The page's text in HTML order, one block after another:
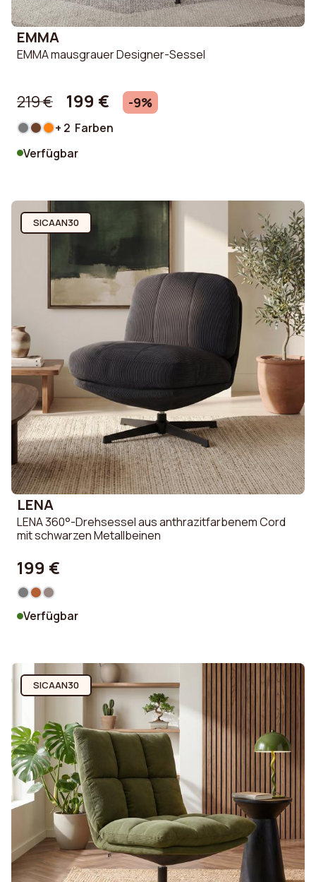
EMMA
EMMA mausgrauer Designer-Sessel
219 € 199 € -9%
+ 2 Farben
Verfügbar
SICAAN30
LENA
LENA 360°-Drehsessel aus anthrazitfarbenem Cord
mit schwarzen Metallbeinen
199 €
Verfügbar
SICAAN30